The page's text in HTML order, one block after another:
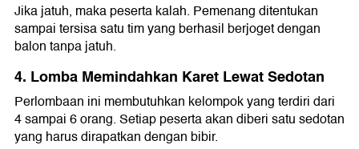
Jika jatuh, maka peserta kalah. Pemenang ditentukan
sampai tersisa satu tim yang berhasil berjoget dengan
balon tanpa jatuh.
4. Lomba Memindahkan Karet Lewat Sedotan
Perlombaan ini membutuhkan kelompok yang terdiri dari
4 sampai 6 orang. Setiap peserta akan diberi satu sedotan
yang harus dirapatkan dengan bibir.